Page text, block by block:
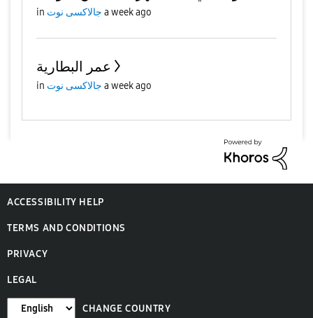
in جالاكسى نوت a week ago
عمر البطارية
in جالاكسى نوت a week ago
ACCESSIBILITY HELP
TERMS AND CONDITIONS
PRIVACY
LEGAL
CHANGE COUNTRY